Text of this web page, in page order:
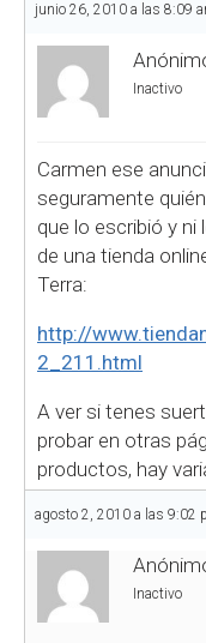
junio 26, 2010 a las 8:09
Inactivo
Carmen ese
seguramente
que lo escribió y ni
de una tienda
Terra:
http://
2_211.html
A ver si tenes
probar en otras
productos, hay
agosto 2, 2010 a las 9:02
Inactivo